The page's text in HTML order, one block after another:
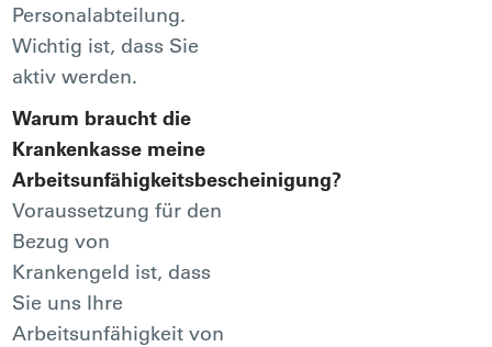
Personalabteilung.
Wichtig ist, dass Sie
aktiv werden.
Warum braucht die
Krankenkasse meine
Arbeitsunfähigkeitsbescheinigung?
Voraussetzung für den
Bezug von
Krankengeld ist, dass
Sie uns Ihre
Arbeitsunfähigkeit von